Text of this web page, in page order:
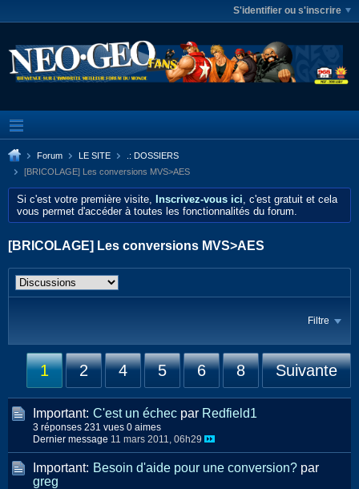
S'identifier ou s'inscrire
Forum LE SITE
.: DOSSIERS
[BRICOLAGE] Les conversions MVS>AES
Si c'est votre première visite, Inscrivez-vous ici, c'est gratuit et cela
vous permet d'accéder à toutes les fonctionnalités du forum.
[BRICOLAGE] Les conversions MVS>AES
Filtre
1 2 4 5 6 8 Suivante
Important: C'est un échec par Redfield1
3 réponses 231 vues 0 aimes
Dernier message 11 mars 2011, 06h29
Important: Besoin d'aide pour une conversion? par
greg